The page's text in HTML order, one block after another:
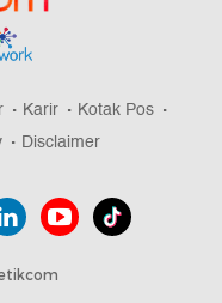
Karir
Kotak Pos
Disclaimer